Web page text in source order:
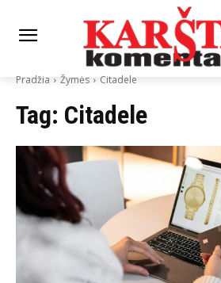
Pradžia Žymės Citadele
Tag: Citadele